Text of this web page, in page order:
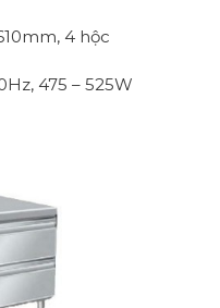
4 hộc
475 – 525W